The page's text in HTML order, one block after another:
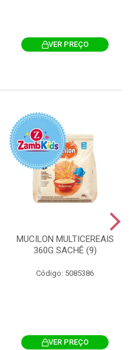
VER PREÇO
MUCILON MULTICEREAIS
360G SACHÊ (9)
Código: 5085386
VER PREÇO